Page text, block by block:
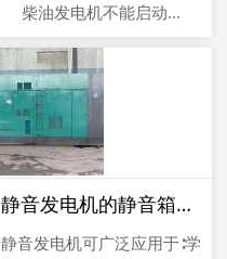
柴油发电机不能启动...
静音发电机的静音箱的说明
静音发电机可广泛应用于∶学